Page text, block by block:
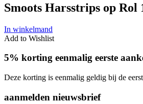
Smoots Harsstrips op Rol
In winkelmand
Add to Wishlist
5% korting eenmalig eerste
Deze korting is eenmalig geldig bij de
aanmelden nieuwsbrief